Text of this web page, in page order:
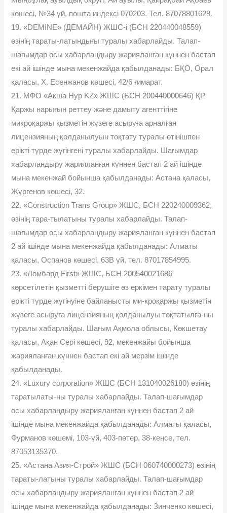
көшесі, №34 үй, пошта индексі 070203. Тел. 87078801628.
19. «DEMINE» (ДЕМАЙН) ЖШС-і (БСН 220440048559)
өзінің тараты-латындығы туралы хабарлайды. Талап-
шағымдар осы хабарландыру жарияланған күннен бастап
екі ай ішінде мына мекенжайда қабылданады: БҚО, Орал
қаласы, Х. Есенжанов көшесі, 42/6 ғимарат.
21. МФО «Акша Нур KZ» ЖШС (БСН 200440000646) ҚР
Қаржы нарығын реттеу және дамыту агенттігіне
микроқаржы қызметін жүзеге асыруға арналған
лицензияның қолданылуын тоқтату туралы өтінішпен
ерікті түрде жүгінгені туралы хабарлайды. Шағымдар
хабарландыру жарияланған күннен бастап 2 ай ішінде
мына мекенжай бойынша қабылданады: Астана қаласы,
Жүргенов көшесі, 32.
22. «Construction Trans Group» ЖШС, БСН 220240009362,
өзінің тара-тылатыны туралы хабарлайды. Талап-
шағымдар осы хабарландыру жарияланған күннен бастап
2 ай ішінде мына мекенжайда қабылданады: Алматы
қаласы, Оспанов көшесі, 63В үй, тел. 87017854995.
23. «Ломбард First» ЖШС, БСН 200540021686
көрсетілетін қызметті берушіге өз еркімен тарату туралы
ерікті түрде жүгінуіне байланысты ми-кроқаржы қызметін
жүзеге асыруға лицензияның қолданылуы тоқтатылға-ны
туралы хабарлайды. Шағым Ақмола облысы, Көкшетау
қаласы, Ақан Сері көшесі, 92, мекенжайы бойынша
жарияланған күннен бастап екі ай мерзім ішінде
қабылданады.
24. «Luxury corporation» ЖШС (БСН 131040026180) өзінің
таратылаты-ны туралы хабарлайды. Талап-шағымдар
осы хабарландыру жарияланған күннен бастап 2 ай
ішінде мына мекенжайда қабылданады: Алматы қаласы,
Фурманов көшемі, 103-үй, 403-пәтер, 38-кеңсе, тел.
87053135370.
25. «Астана Азия-Строй» ЖШС (БСН 060740000273) өзінің
тараты-латыны туралы хабарлайды. Талап-шағымдар
осы хабарландыру жарияланған күннен бастап 2 ай
ішінде мына мекенжайда қабылданады: Зинченко көшесі,